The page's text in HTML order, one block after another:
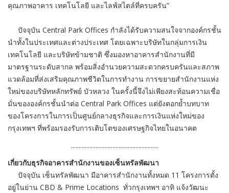
คุณภาพอาคาร เทคโนโลยี และไลฟ์สไตล์ที่ครบครัน”
ปัจจุบัน Central Park Offices กำลังได้รับความสนใจจากองค์กรชั้น
นำทั้งในประเทศและต่างประเทศ โดยเฉพาะบริษัทในกลุ่มการเงิน
เทคโนโลยี และบริษัทข้ามชาติ ซึ่งมองหาอาคารสำนักงานที่มี
มาตรฐานระดับสากล พร้อมสิ่งอำนวยความสะดวกครบครันและสภาพ
แวดล้อมที่ส่งเสริมคุณภาพชีวิตในการทำงาน การขยายสำนักงานแห่ง
ใหม่ของบริษัทหลักทรัพย์ บัวหลวง ในครั้งนี้จึงไม่เพียงสะท้อนความเชื่อ
มั่นขององค์กรชั้นนำต่อ Central Park Offices แต่ยังตอกย้ำบทบาท
ของโครงการในการเป็นศูนย์กลางธุรกิจและการเงินแห่งใหม่ของ
กรุงเทพฯ ที่พร้อมรองรับการเติบโตของเศรษฐกิจไทยในอนาคต
.........................................................
เกี่ยวกับธุรกิจอาคารสำนักงานของเซ็นทรัลพัฒนา
ปัจจุบัน เซ็นทรัลพัฒนา มีอาคารสำนักงานทั้งหมด 11 โครงการตั้ง
อยู่ในย่าน CBD & Prime Locations ทั่วกรุงเทพฯ อาทิ แจ้งวัฒนะ